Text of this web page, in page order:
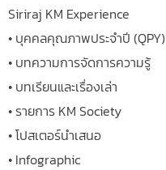
Siriraj KM Experience
• บุคคลคุณภาพประจำปี (QPY)
• บทความการจัดการความรู้
• บทเรียนและเรื่องเล่า
• รายการ KM Society
• โปสเตอร์นำเสนอ
• Infographic